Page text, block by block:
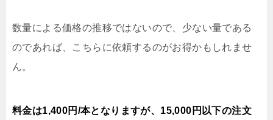
数量による価格の推移ではないので、少ない量である
のであれば、こちらに依頼するのがお得かもしれませ
ん。
料金は1,400円/本となりますが、15,000円以下の注文